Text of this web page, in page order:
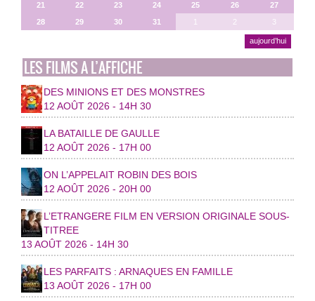
21
22 23 24 25 26
27
28
29 30 31 2 3
aujourd’hui
LES FILMS A L’AFFICHE
DES MINIONS ET DES MONSTRES
12 AOÛT 2026 - 14H 30
LA BATAILLE DE GAULLE
12 AOÛT 2026 - 17H 00
ON L’APPELAIT ROBIN DES BOIS
12 AOÛT 2026 - 20H 00
L’ETRANGERE FILM EN VERSION ORIGINALE SOUS-
TITREE
13 AOÛT 2026 - 14H 30
LES PARFAITS : ARNAQUES EN FAMILLE
13 AOÛT 2026 - 17H 00